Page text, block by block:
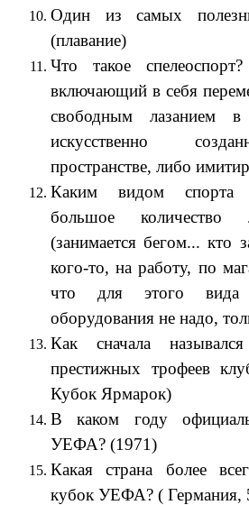
Один из самых
(плавание)
Что такое
включающий в себя
свободным лазанием в
искусственно
пространстве, либо
Каким видом спорта
большое
(занимается бегом... кто
кого-то, на работу, по
что для этого вида
оборудования не надо,
Как сначала
престижных трофеев
Кубок Ярмарок)
В каком году
УЕФА? (1971)
Какая страна более
кубок УЕФА? ( Германия,